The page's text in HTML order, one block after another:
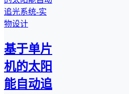
基于单片
机的太阳
能自动追